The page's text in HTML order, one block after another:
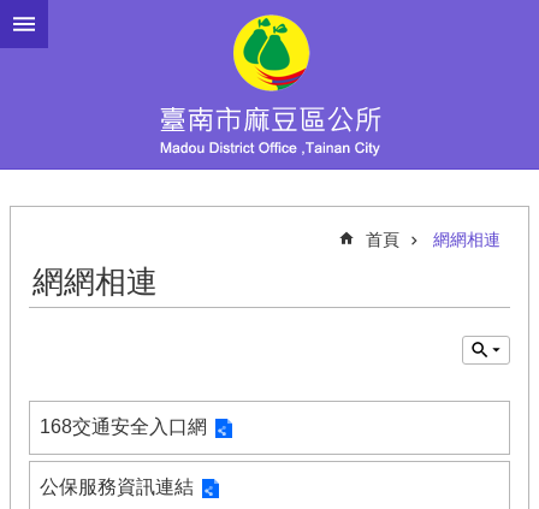
跳到主要內容區塊
首頁 網網相連
網網相連
168交通安全入口網
公保服務資訊連結